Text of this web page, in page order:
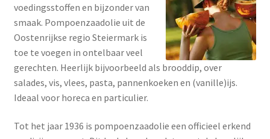
voedingsstoffen en bijzonder van
smaak. Pompoenzaadolie uit de
Oostenrijkse regio Steiermark is
toe te voegen in ontelbaar veel
gerechten. Heerlijk bijvoorbeeld als brooddip, over
salades, vis, vlees, pasta, pannenkoeken en (vanille)ijs.
Ideaal voor horeca en particulier.
Tot het jaar 1936 is pompoenzaadolie een officieel erkend